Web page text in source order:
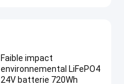
Faible impact
environnemental LiFePO4
24V batterie 720Wh